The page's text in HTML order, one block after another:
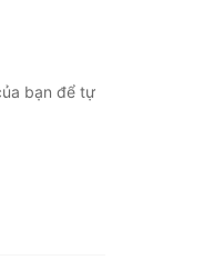
bạn để tự